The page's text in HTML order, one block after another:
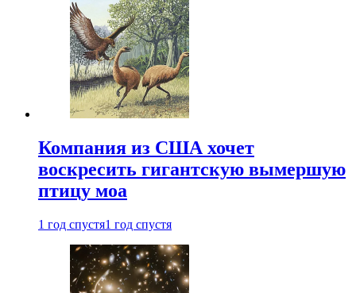
Компания из США хочет
воскресить гигантскую вымершую
птицу моа
1 год спустя1 год спустя